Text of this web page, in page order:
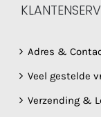
Adres &
Veel gestelde
Verzending &